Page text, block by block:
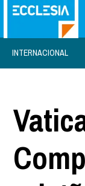
INTERNACIONAL